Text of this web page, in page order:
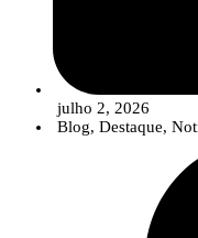
para facilitar o acesso da
promover uma comunicação
desafios e a inovação na
Num contexto em que temas
doenças emergentes, as
importância crescente, o
seja sustentado por
julho 2, 2026
Blog, Destaque,